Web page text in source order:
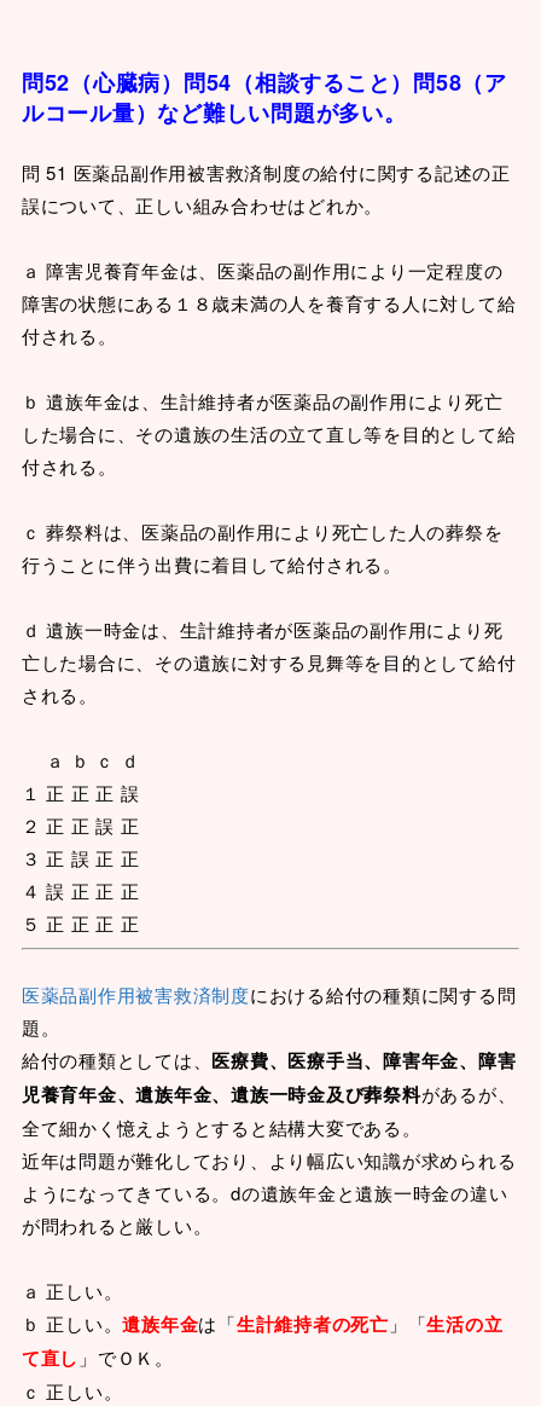
問52（心臓病）問54（相談すること）問58（ア
ルコール量）など難しい問題が多い。
問 51 医薬品副作用被害救済制度の給付に関する記述の正
誤について、正しい組み合わせはどれか。
ａ 障害児養育年金は、医薬品の副作用により一定程度の
障害の状態にある１８歳未満の人を養育する人に対して給
付される。
ｂ 遺族年金は、生計維持者が医薬品の副作用により死亡
した場合に、その遺族の生活の立て直し等を目的として給
付される。
ｃ 葬祭料は、医薬品の副作用により死亡した人の葬祭を
行うことに伴う出費に着目して給付される。
ｄ 遺族一時金は、生計維持者が医薬品の副作用により死
亡した場合に、その遺族に対する見舞等を目的として給付
される。
ａ ｂ ｃ ｄ
１ 正 正 正 誤
２ 正 正 誤 正
３ 正 誤 正 正
４ 誤 正 正 正
５ 正 正 正 正
医薬品副作用被害救済制度における給付の種類に関する問
題。
給付の種類としては、 医療費、医療手当、障害年金、障害
児養育年金、遺族年金、遺族一時金及び葬祭料があるが、
全て細かく憶えようとすると結構大変である。
近年は問題が難化しており、より幅広い知識が求められる
ようになってきている。dの遺族年金と遺族一時金の違い
が問われると厳しい。
ａ 正しい。
ｂ 正しい。遺族年金は「生計維持者の死亡 」「生活の立
て直し 」でＯＫ。
ｃ 正しい。